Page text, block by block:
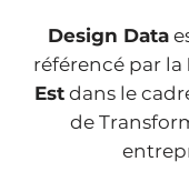
Design Data
référencé par la
Estdans le
de